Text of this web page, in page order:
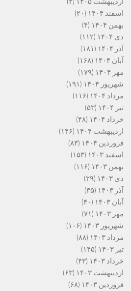
اسفند ۱۴۰۴
(۲۰)
بهمن ۱۴۰۴
(۴)
دی ۱۴۰۴
(۱۱۲)
آذر ۱۴۰۴
(۱۸۱)
آبان ۱۴۰۴
(۱۶۸)
مهر ۱۴۰۴
(۱۷۹)
شهریور ۱۴۰۴
(۱۹۱)
مرداد ۱۴۰۴
(۱۱۶)
تیر ۱۴۰۴
(۵۳)
خرداد ۱۴۰۴
(۴۸)
اردیبهشت ۱۴۰۴
(۱۴۶)
فروردین ۱۴۰۴
(۸۳)
اسفند ۱۴۰۳
(۱۵۳)
بهمن ۱۴۰۳
(۱۱۶)
دی ۱۴۰۳
(۲۹)
آذر ۱۴۰۳
(۳۵)
آبان ۱۴۰۳
(۴۰)
مهر ۱۴۰۳
(۷۱)
شهریور ۱۴۰۳
(۱۰۶)
مرداد ۱۴۰۳
(۸۸)
تیر ۱۴۰۳
(۱۴۵)
خرداد ۱۴۰۳
(۴۳)
اردیبهشت ۱۴۰۳
(۶۳)
فروردین ۱۴۰۳
(۶۸)